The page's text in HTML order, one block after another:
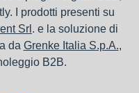
I prodotti presenti su
Srl . e la soluzione di
da Grenke Italia S.p.A.,
B2B.